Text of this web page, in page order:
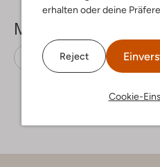
erhalten oder deine
Reject
Cookie-
Mehr sehen
Sneaker High Vans